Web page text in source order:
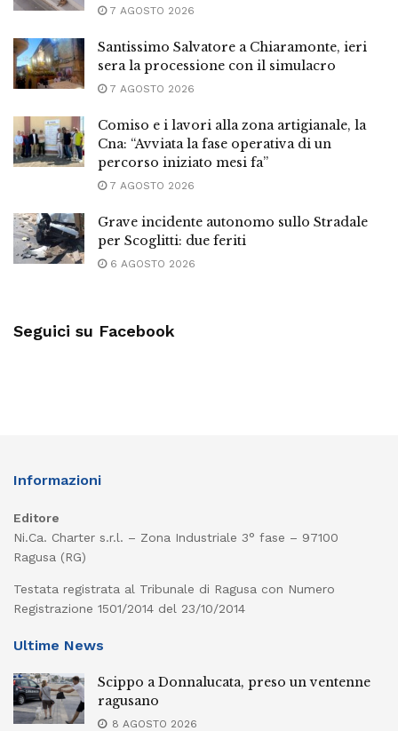
7 AGOSTO 2026
Santissimo Salvatore a Chiaramonte, ieri
sera la processione con il simulacro
7 AGOSTO 2026
Comiso e i lavori alla zona artigianale, la
Cna: “Avviata la fase operativa di un
percorso iniziato mesi fa”
7 AGOSTO 2026
Grave incidente autonomo sullo Stradale
per Scoglitti: due feriti
6 AGOSTO 2026
Seguici su Facebook
Informazioni
Editore
Ni.Ca. Charter s.r.l. – Zona Industriale 3° fase – 97100
Ragusa (RG)
Testata registrata al Tribunale di Ragusa con Numero
Registrazione 1501/2014 del 23/10/2014
Ultime News
Scippo a Donnalucata, preso un ventenne
ragusano
8 AGOSTO 2026